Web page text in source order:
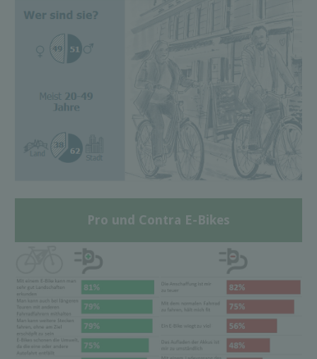
Pro und Contra E-Bikes